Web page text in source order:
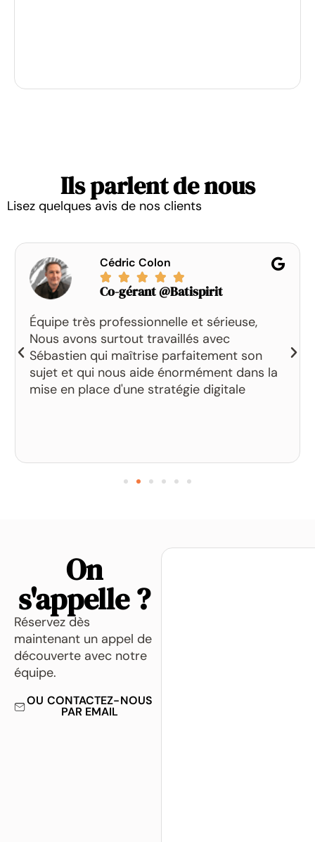
Ils parlent de nous
Lisez quelques avis de nos clients
Cédric Colon
    
Co-gérant @Batispirit
Équipe très professionnelle et sérieuse,
Nous avons surtout travaillés avec
Sébastien qui maîtrise parfaitement son
sujet et qui nous aide énormément dans la
mise en place d'une stratégie digitale
On
s'appelle ?
Réservez dès
maintenant un appel de
découverte avec notre
équipe.
OU CONTACTEZ-NOUS
PAR EMAIL